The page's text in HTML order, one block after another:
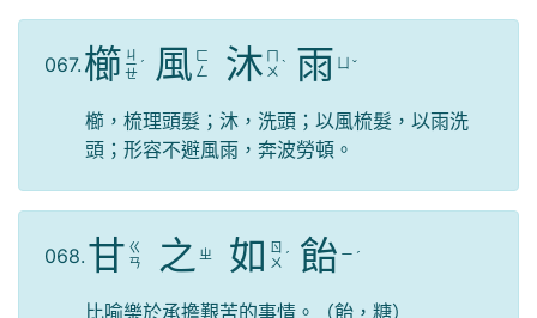
067. 櫛 ㄐ
ㄧ
ㄝ
ˊ 風 ㄈ
ㄥ
沐 ㄇ
ㄨ ˋ 雨 ˇ
櫛，梳理頭髮；沐，洗頭；以風梳髮，以雨洗
頭；形容不避風雨，奔波勞頓。
068. 甘 ㄍ
ㄢ
之 ㄓ 如 ㄖ
ㄨ ˊ 飴 ㄧ ˊ
比喻樂於承擔艱苦的事情。（飴，糖）